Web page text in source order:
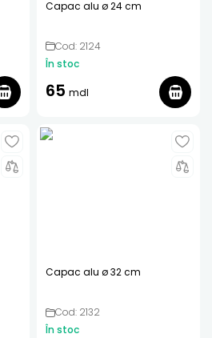
Capac alu ø 24 cm
Cod: 2124
În stoc
65 mdl
Capac alu ø 32 cm
Cod: 2132
În stoc